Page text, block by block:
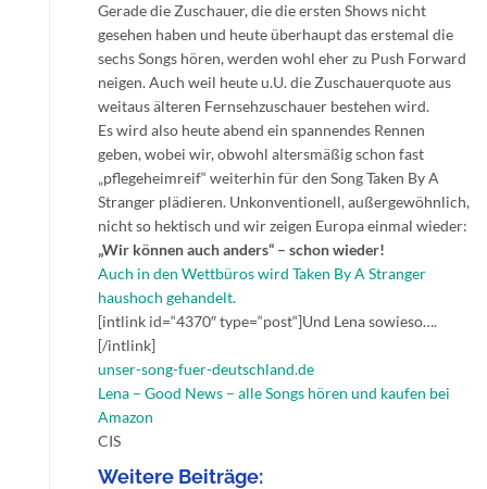
Gerade die Zuschauer, die die ersten Shows nicht
gesehen haben und heute überhaupt das erstemal die
sechs Songs hören, werden wohl eher zu Push Forward
neigen. Auch weil heute u.U. die Zuschauerquote aus
weitaus älteren Fernsehzuschauer bestehen wird.
Es wird also heute abend ein spannendes Rennen
geben, wobei wir, obwohl altersmäßig schon fast
„pflegeheimreif“ weiterhin für den Song Taken By A
Stranger plädieren. Unkonventionell, außergewöhnlich,
nicht so hektisch und wir zeigen Europa einmal wieder:
„Wir können auch anders“ – schon wieder!
Auch in den Wettbüros wird Taken By A Stranger
haushoch gehandelt.
[intlink id=“4370″ type=“post“]Und Lena sowieso….
[/intlink]
unser-song-fuer-deutschland.de
Lena – Good News – alle Songs hören und kaufen bei
Amazon
CIS
Weitere Beiträge: